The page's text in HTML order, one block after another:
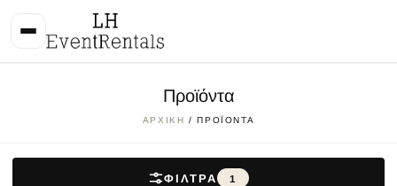
Προϊόντα
ΑΡΧΙΚΉ / ΠΡΟΪΌΝΤΑ
ΦΊΛΤΡΑ 1